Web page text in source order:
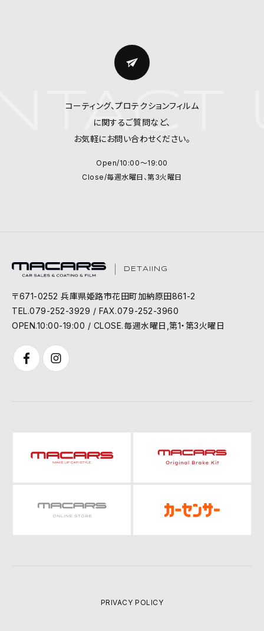
コーティング、プロテクションフィルム
に関するご質問など、
お気軽にお問い合わせください。
Open/10:00～19:00
Close/毎週水曜日、第3火曜日
DETAIING
〒671-0252 兵庫県姫路市花田町加納原田861-2
TEL.079-252-3929 / FAX.079-252-3960
OPEN.10:00-19:00 / CLOSE.毎週水曜日,第1・第3火曜日
PRIVACY POLICY